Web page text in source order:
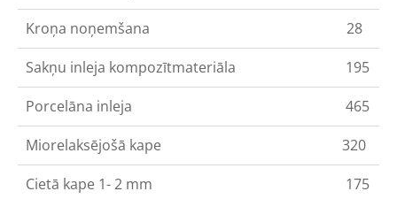
Kroņa noņemšana
28
Sakņu inleja kompozītmateriāla
195
Porcelāna inleja
465
Miorelaksējošā kape
320
Cietā kape 1- 2 mm
175